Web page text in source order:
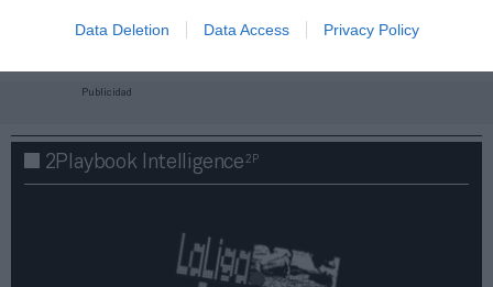
Data Deletion Data Access Privacy Policy
y eventos para Socios!​​​​​​​
Publicidad
2Playbook Intelligence2P